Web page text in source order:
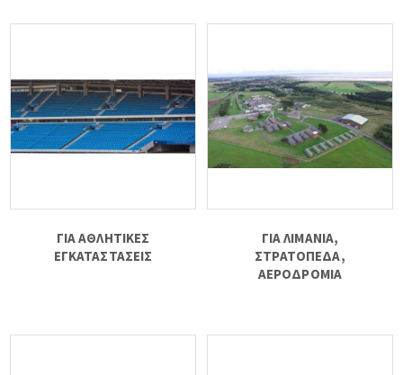
ΓΙΑ ΑΘΛΗΤΙΚΕΣ
ΕΓΚΑΤΑΣΤΑΣΕΙΣ
ΓΙΑ ΛΙΜΑΝΙΑ,
ΣΤΡΑΤΟΠΕΔΑ,
ΑΕΡΟΔΡΟΜΙΑ